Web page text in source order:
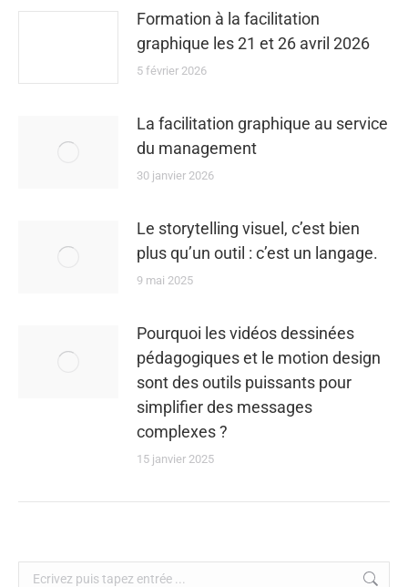
Formation à la facilitation
graphique les 21 et 26 avril 2026
5 février 2026
La facilitation graphique au service
du management
30 janvier 2026
Le storytelling visuel, c’est bien
plus qu’un outil : c’est un langage.
9 mai 2025
Pourquoi les vidéos dessinées
pédagogiques et le motion design
sont des outils puissants pour
simplifier des messages
complexes ?
15 janvier 2025
Search: